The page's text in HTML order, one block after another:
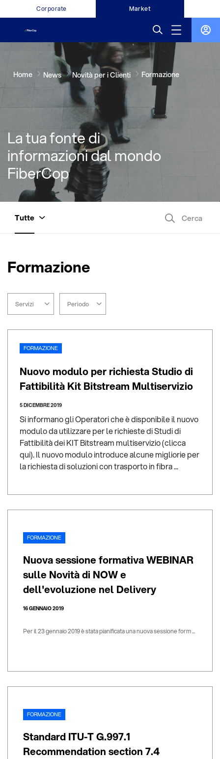
Corporate Market
Home News Novità per i Clienti Formazione
La tua fonte di
informazioni dal mondo
FiberCop
Tutte
Formazione
Servizi Periodo
FORMAZIONE
Nuovo modulo per richiesta Studio di
Fattibilità Kit Bitstream Multiservizio
5 DICEMBRE 2019
Si informano gli Operatori che è disponibile il nuovo
modulo da utilizzare per le richieste di Studi di
Fattibilità dei KIT Bitstream multiservizio (clicca
qui). Il nuovo modulo introduce alcune migliorie per
la richiesta di soluzioni con trasporto in fibra ...
FORMAZIONE
Nuova sessione formativa WEBINAR
sulle Novità di NOW e
dell'evoluzione nel Delivery
16 GENNAIO 2019
Per il 23 gennaio 2019 è stata pianificata una nuova sessione form ...
FORMAZIONE
Standard ITU-T G.997.1
Recommendation section 7.4